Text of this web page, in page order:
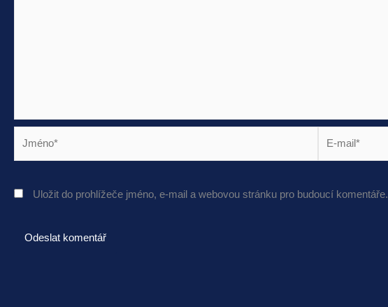
mail*
Uložit do prohlížeče jméno, e-mail a webovou stránku pro budoucí komentáře.